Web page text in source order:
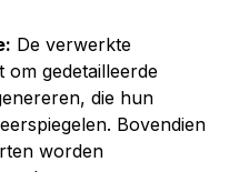
De verwerkte
om gedetailleerde
die hun
Bovendien
worden